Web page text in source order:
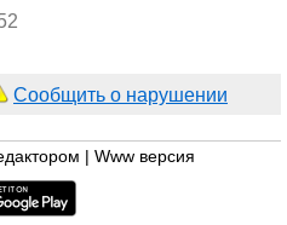
Сообщить о нарушении
Www версия